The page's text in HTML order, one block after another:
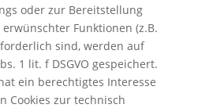
oder zur Bereitstellung
Funktionen (z.B.
sind, werden auf
1 lit. f DSGVO gespeichert.
ein berechtigtes Interesse
Cookies zur technisch